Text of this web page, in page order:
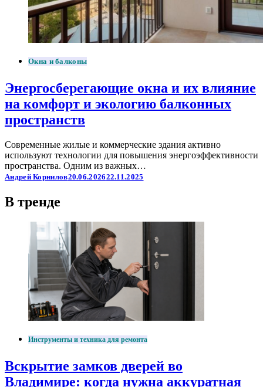
Окна и балконы
Энергосберегающие окна и их влияние
на комфорт и экологию балконных
пространств
Современные жилые и коммерческие здания активно
используют технологии для повышения энергоэффективности
пространства. Одним из важных…
Андрей Корнилов20.06.202622.11.2025
В тренде
Инструменты и техника для ремонта
Вскрытие замков дверей во
Владимире: когда нужна аккуратная